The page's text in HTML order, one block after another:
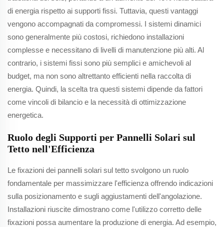
di energia rispetto ai supporti fissi. Tuttavia, questi vantaggi
vengono accompagnati da compromessi. I sistemi dinamici
sono generalmente più costosi, richiedono installazioni
complesse e necessitano di livelli di manutenzione più alti. Al
contrario, i sistemi fissi sono più semplici e amichevoli al
budget, ma non sono altrettanto efficienti nella raccolta di
energia. Quindi, la scelta tra questi sistemi dipende da fattori
come vincoli di bilancio e la necessità di ottimizzazione
energetica.
Ruolo degli Supporti per Pannelli Solari sul
Tetto nell'Efficienza
Le fixazioni dei pannelli solari sul tetto svolgono un ruolo
fondamentale per massimizzare l'efficienza offrendo indicazioni
sulla posizionamento e sugli aggiustamenti dell'angolazione.
Installazioni riuscite dimostrano come l'utilizzo corretto delle
fixazioni possa aumentare la produzione di energia. Ad esempio,